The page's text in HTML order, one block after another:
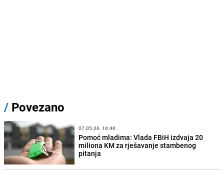
/ Povezano
07.05.26. 16:40
Pomoć mladima: Vlada FBiH izdvaja 20
miliona KM za rješavanje stambenog
pitanja